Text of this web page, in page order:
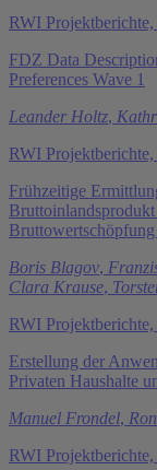
RWI
FDZ Data
Preferences Wave 1
Leander Holtz,
RWI
Frühzeitige
Boris Blagov,
Clara Krause,
RWI
Erstellung der
Privaten Haushalte
Manuel Frondel,
RWI Projektberichte,